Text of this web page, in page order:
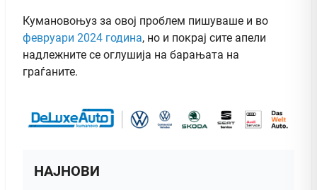
Кумановоњуз за овој проблем пишуваше и во
февруари 2024 година, но и покрај сите апели
надлежните се оглушија на барањата на
граѓаните.
НАЈНОВИ